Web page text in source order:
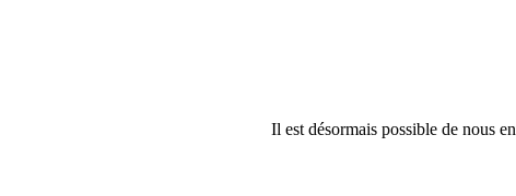
Il est désormais possible de nous